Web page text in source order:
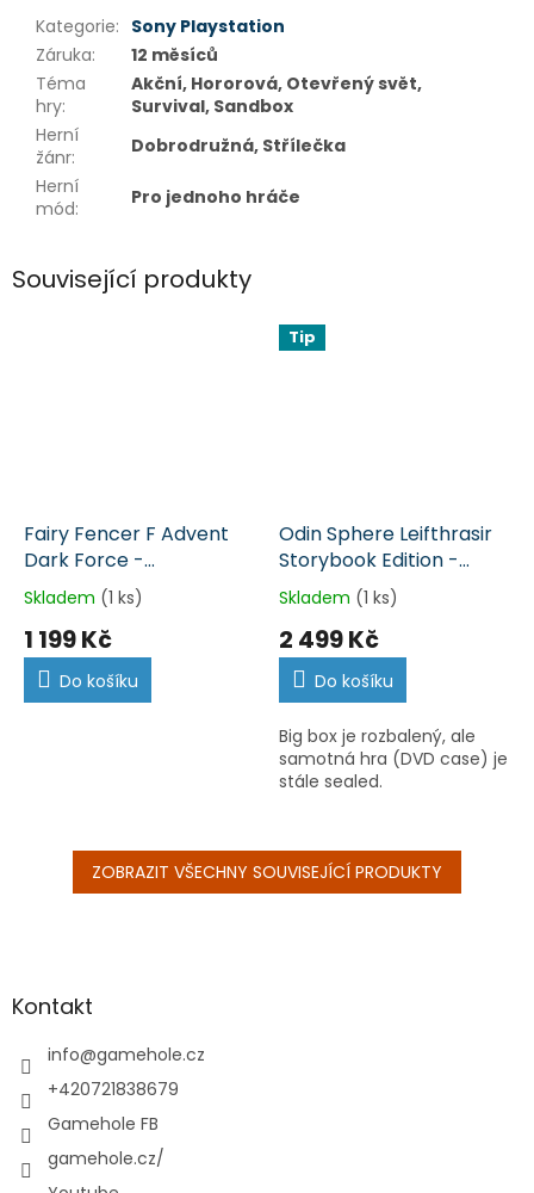
Kategorie: Sony Playstation
Záruka:
12 měsíců
Téma
hry:
Akční, Hororová, Otevřený svět,
Survival, Sandbox
Herní
žánr:
Dobrodružná, Střílečka
Herní
mód: Pro jednoho hráče
Související produkty
Fairy Fencer F Advent
Dark Force -
nerozbalená (PS4)
Skladem (1 ks)
1 199 Kč
Do košíku
Tip
Odin Sphere Leifthrasir
Storybook Edition -
nerozbalená (PS4)
Skladem (1 ks)
2 499 Kč
Do košíku
Big box je rozbalený, ale
samotná hra (DVD case) je
stále sealed.
ZOBRAZIT VŠECHNY SOUVISEJÍCÍ PRODUKTY
aKontakt
info@gamehole.cz
+420721838679
Gamehole FB
gamehole.cz/